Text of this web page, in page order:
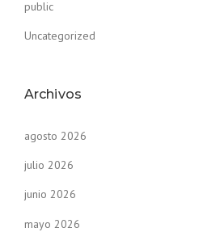
public
Uncategorized
Archivos
agosto 2026
julio 2026
junio 2026
mayo 2026